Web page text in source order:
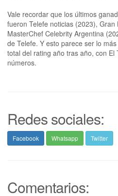
Vale recordar que los últimos
fueron Telefe noticias (2023),
MasterChef Celebrity Argentina
de Telefe. Y esto parece ser lo
total del rating año tras año, con El
números.
Redes sociales:
Facebook Whatsapp Twitter
Comentarios: